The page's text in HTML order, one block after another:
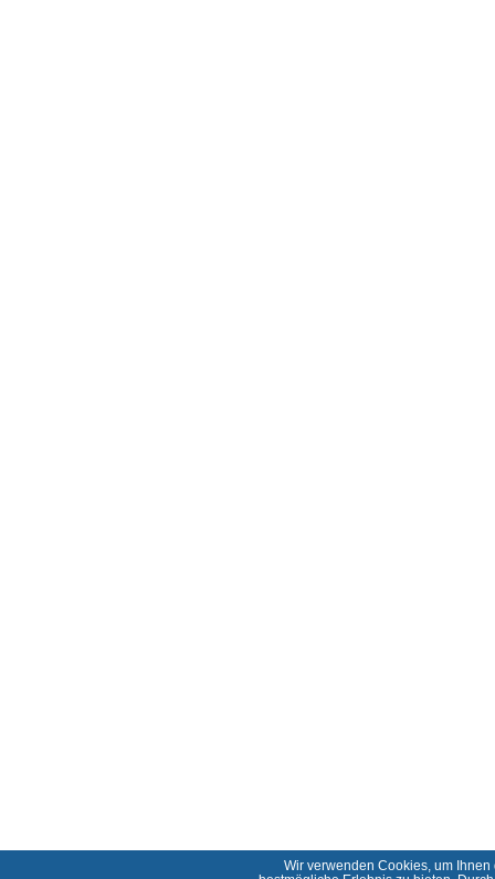
Wir verwenden Cookies, um Ihnen